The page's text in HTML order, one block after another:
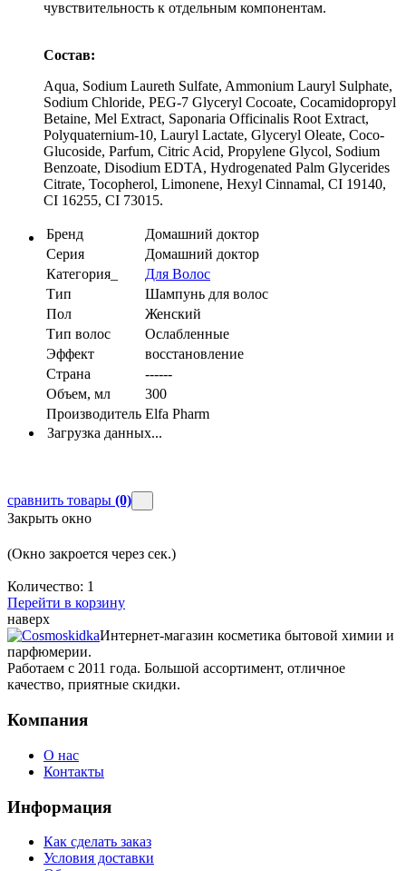
чувствительность к отдельным компонентам.
Состав:
Aqua, Sodium Laureth Sulfate, Ammonium Lauryl Sulphate,
Sodium Chloride, PEG-7 Glyceryl Cocoate, Cocamidopropyl
Betaine, Mel Extract, Saponaria Officinalis Root Extract,
Polyquaternium-10, Lauryl Lactate, Glyceryl Oleate, Coco-
Glucoside, Parfum, Citric Acid, Propylene Glycol, Sodium
Benzoate, Disodium EDTA, Hydrogenated Palm Glycerides
Citrate, Tocopherol, Limonene, Hexyl Cinnamal, CI 19140,
CI 16255, CI 73015.
Бренд
Домашний доктор
Серия
Домашний доктор
Категория_
Для Волос
Тип
Шампунь для волос
Пол
Женский
Тип волос
Ослабленные
Эффект
восстановление
Страна
------
Объем, мл
300
Производитель Elfa Pharm
Загрузка данных...
сравнить товары (0)
Закрыть окно
(Окно закроется через сек.)
Количество: 1
Перейти в корзину
наверх
Интернет-магазин косметика бытовой химии и
парфюмерии.
Работаем с 2011 года. Большой ассортимент, отличное
качество, приятные скидки.
Компания
О нас
Контакты
Информация
Как сделать заказ
Условия доставки